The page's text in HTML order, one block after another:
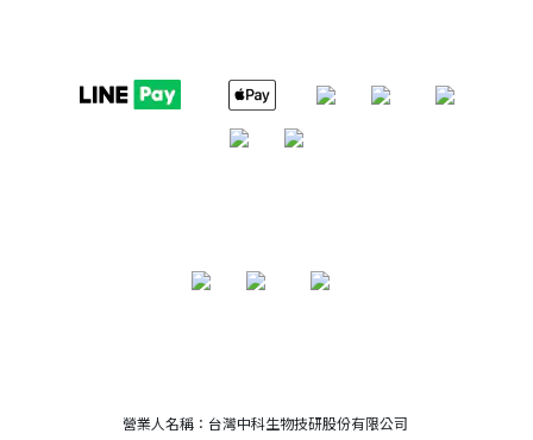
營業人名稱：台灣中科生物技研股份有限公司